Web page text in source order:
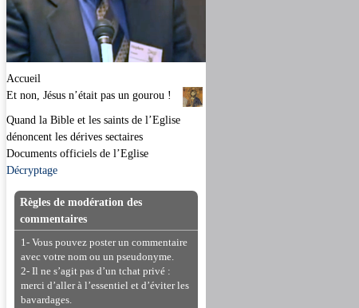
Accueil
Et non, Jésus n’était pas un gourou !
Quand la Bible et les saints de l’Eglise
dénoncent les dérives sectaires
Documents officiels de l’Eglise
Décryptage
Règles de modération des
commentaires
1- Vous pouvez poster un commentaire
avec votre nom ou un pseudonyme.
2- Il ne s’agit pas d’un tchat privé :
merci d’aller à l’essentiel et d’éviter les
bavardages.